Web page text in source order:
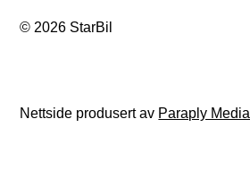
© 2026 StarBil
Nettside produsert av Paraply Media